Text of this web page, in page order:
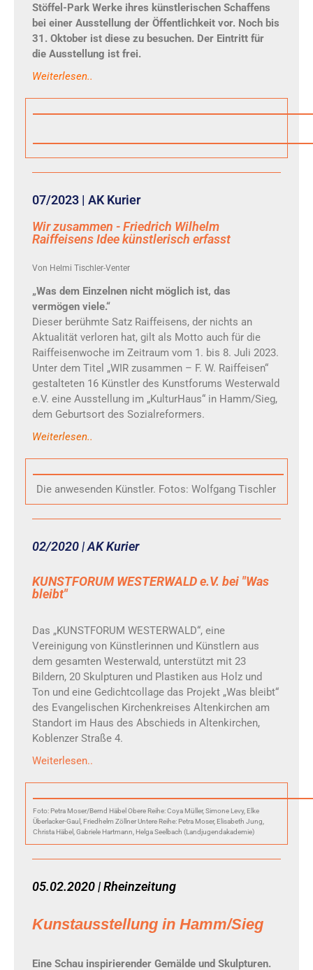
Stöffel-Park Werke ihres künstlerischen Schaffens
bei einer Ausstellung der Öffentlichkeit vor. Noch bis
31. Oktober ist diese zu besuchen. Der Eintritt für
die Ausstellung ist frei.
Weiterlesen..
07/2023 | AK Kurier
Wir zusammen - Friedrich Wilhelm
Raiffeisens Idee künstlerisch erfasst
Von Helmi Tischler-Venter
„Was dem Einzelnen nicht möglich ist, das
vermögen viele.“
Dieser berühmte Satz Raiffeisens, der nichts an
Aktualität verloren hat, gilt als Motto auch für die
Raiffeisenwoche im Zeitraum vom 1. bis 8. Juli 2023.
Unter dem Titel „WIR zusammen – F. W. Raiffeisen“
gestalteten 16 Künstler des Kunstforums Westerwald
e.V. eine Ausstellung im „KulturHaus“ in Hamm/Sieg,
dem Geburtsort des Sozialreformers.
Weiterlesen..
Die anwesenden Künstler. Fotos: Wolfgang Tischler
02/2020 | AK Kurier
KUNSTFORUM WESTERWALD e.V. bei "Was
bleibt"
Das „KUNSTFORUM WESTERWALD“, eine
Vereinigung von Künstlerinnen und Künstlern aus
dem gesamten Westerwald, unterstützt mit 23
Bildern, 20 Skulpturen und Plastiken aus Holz und
Ton und eine Gedichtcollage das Projekt „Was bleibt“
des Evangelischen Kirchenkreises Altenkirchen am
Standort im Haus des Abschieds in Altenkirchen,
Koblenzer Straße 4.
Weiterlesen..
Foto: Petra Moser/Bernd Häbel Obere Reihe: Coya Müller, Simone Levy, Elke
Überlacker-Gaul, Friedhelm Zöllner Untere Reihe: Petra Moser, Elisabeth Jung,
Christa Häbel, Gabriele Hartmann, Helga Seelbach (Landjugendakademie)
05.02.2020 | Rheinzeitung
Kunstausstellung in Hamm/Sieg
Eine Schau inspirierender Gemälde und Skulpturen.